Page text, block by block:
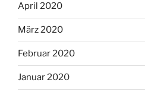
April 2020
März 2020
Februar 2020
Januar 2020